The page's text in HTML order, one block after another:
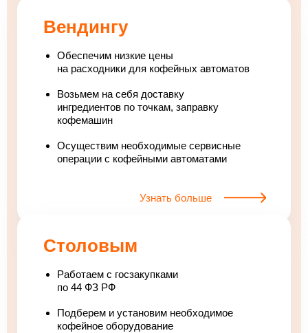
Вендингу
Обеспечим низкие цены
на расходники для кофейных автоматов
Возьмем на себя доставку
ингредиентов по точкам, заправку
кофемашин
Осуществим необходимые сервисные
операции с кофейными автоматами
Узнать больше
Столовым
Работаем с госзакупками
по 44 ФЗ РФ
Подберем и установим необходимое
кофейное оборудование